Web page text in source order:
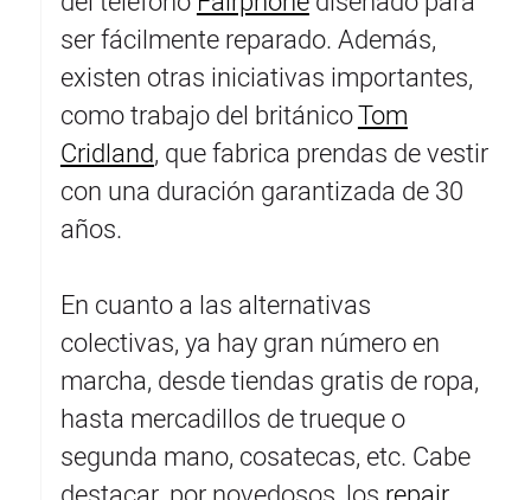
ser fácilmente reparado. Además,
existen otras iniciativas importantes,
como trabajo del británicoTom
Cridland, que fabrica prendas de vestir
con una duración garantizada de 30
años.
En cuanto a las alternativas
colectivas, ya hay gran número en
marcha, desde tiendas gratis de ropa,
hasta mercadillos de trueque o
segunda mano, cosatecas, etc. Cabe